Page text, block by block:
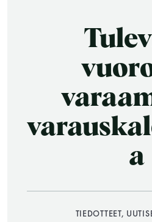
KATSO TARKEMMAT
a
TIEDOTTEET,